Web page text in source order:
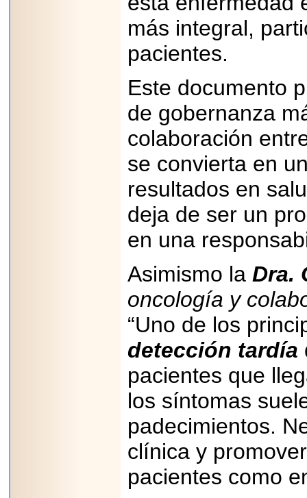
más integral,
pacientes.
Este documento
de gobernanza
colaboración
se convierta en
resultados en
deja de ser un
en una
Asimismo la Dra.
oncología y
“Uno de los
detección tardía
pacientes que
los síntomas
padecimientos.
clínica y
pacientes como